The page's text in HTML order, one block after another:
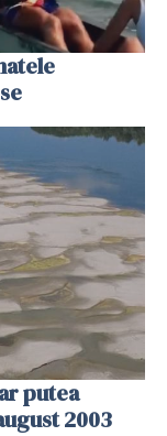
putea
2003